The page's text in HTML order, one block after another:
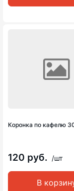
Коронка по кафелю
120 руб. /шт
В